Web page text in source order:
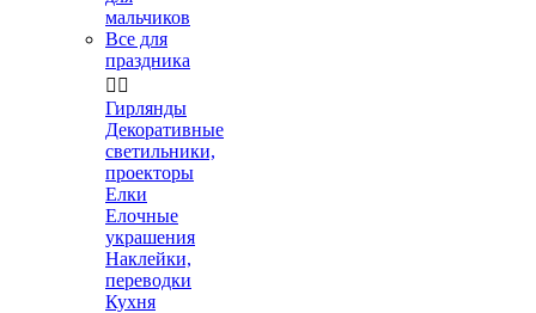
мальчиков
Все для
праздника
 
Гирлянды
Декоративные
светильники,
проекторы
Елки
Елочные
украшения
Наклейки,
переводки
Кухня